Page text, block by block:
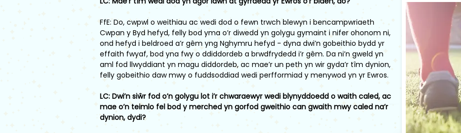
FfE: Do, cwpwl o weithiau ac wedi dod o fewn trwch blewyn i bencampwriaeth
Cwpan y Byd hefyd, felly bod yma o’r diwedd yn golygu gymaint i nifer ohonom ni,
ond hefyd i beldroed a’r gêm yng Nghymru hefyd - dyna dwi’n gobeithio bydd yr
effaith fwyaf, bod yna fwy o ddiddordeb a brwdfrydedd i’r gêm. Da ni’n gweld yn
aml fod llwyddiant yn magu diddordeb, ac mae’r un peth yn wir gyda’r tîm dynion,
felly gobeithio daw mwy o fuddsoddiad wedi perfformiad y menywod yn yr Ewros.
LC: Dwi’n siŵr fod o’n golygu lot i’r chwaraewyr wedi blynyddoedd o waith caled, ac
mae o’n teimlo fel bod y merched yn gorfod gweithio can gwaith mwy caled na’r
dynion, dydi?